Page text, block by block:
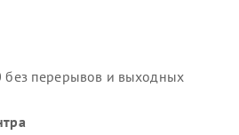
перерывов и выходных